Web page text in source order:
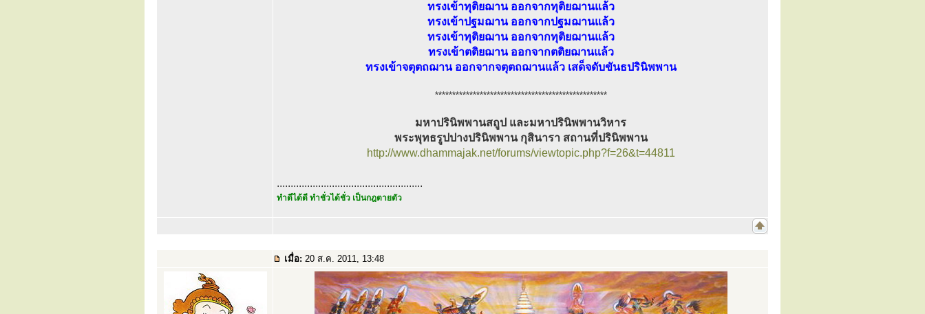
ทรงเข้าทุติยฌาน ออกจากทุติยฌานแล้ว
ทรงเข้าปฐมฌาน ออกจากปฐมฌานแล้ว
ทรงเข้าทุติยฌาน ออกจากทุติยฌานแล้ว
ทรงเข้าตติยฌาน ออกจากตติยฌานแล้ว
ทรงเข้าจตุตถฌาน ออกจากจตุตถฌานแล้ว เสด็จดับขันธปรินิพพาน
**************************************************
มหาปรินิพพานสถูป และมหาปรินิพพานวิหาร
พระพุทธรูปปางปรินิพพาน กุสินารา สถานที่ปรินิพพาน
http://www.dhammajak.net/forums/viewtopic.php?f=26&t=44811
.....................................................
ทำดีได้ดี ทำชั่วได้ชั่ว เป็นกฎตายตัว
เมื่อ: 20 ส.ค. 2011, 13:48